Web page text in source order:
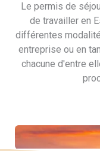
Le permis de
de travailler en
différentes
entreprise ou en
chacune d'entre